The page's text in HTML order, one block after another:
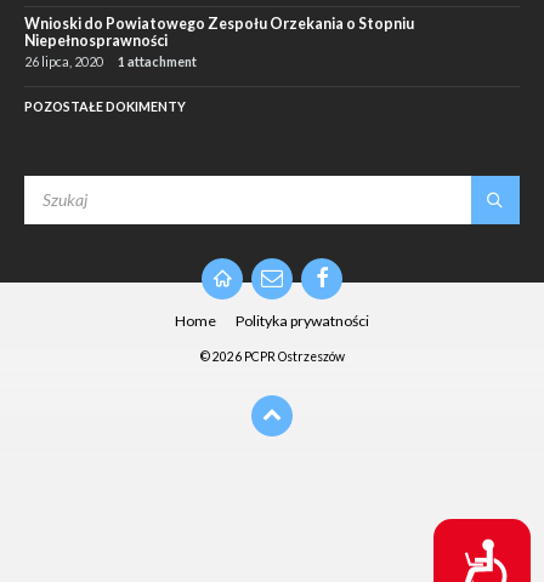
D
Wnioski do Powiatowego Zespołu Orzekania o Stopniu
Niepełnosprawności
26 lipca, 2020 1 attachment
POZOSTAŁE DOKIMENTY
EmailFacebook
Home Polityka prywatności
© 2026 PCPR Ostrzeszów